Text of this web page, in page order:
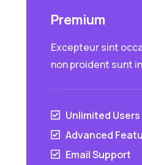
Premium
Excepteur sint
non proident sunt
 Unlimited Users
 Advanced
 Email Support